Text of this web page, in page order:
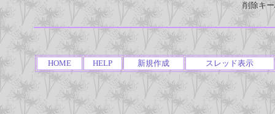
削除キ
HOME HELP 新規作成 スレッド表示